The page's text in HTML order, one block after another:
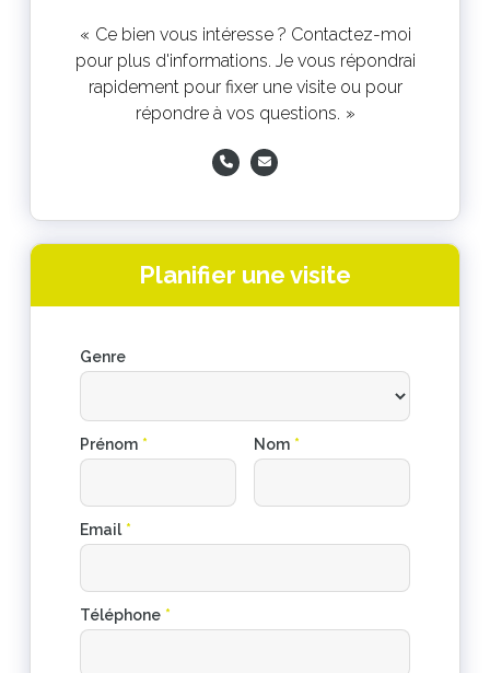
Ce bien vous intéresse ? Contactez-moi
pour plus d'informations. Je vous répondrai
rapidement pour fixer une visite ou pour
répondre à vos questions.
Planifier une visite
Genre
Prénom * Nom *
Email *
Téléphone *